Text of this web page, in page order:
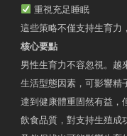
重視充足睡眠
這些策略不僅支持生育力
核心要點
男性生育力不容忽視。越
生活型態因素，可影響精
達到健康體重固然有益，
飲食品質，對支持生殖成